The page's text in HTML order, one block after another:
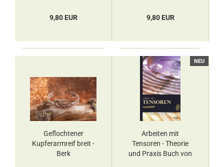
9,80 EUR 9,80 EUR
Geflochtener
Kupferarmreif breit -
Berk
NEU
Arbeiten mit
Tensoren - Theorie
und Praxis Buch von